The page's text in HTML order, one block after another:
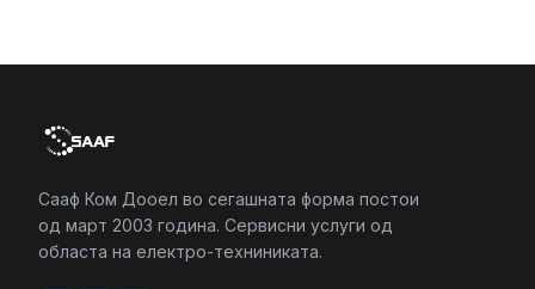
Сааф Ком Дооел во сегашната форма постои
од март 2003 година. Сервисни услуги од
областа на електро-техниниката.